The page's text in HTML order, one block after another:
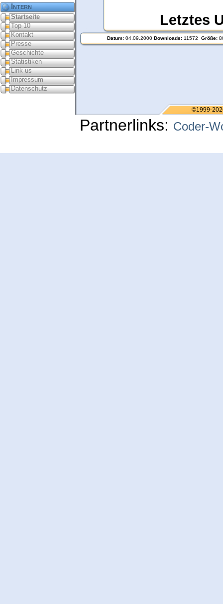
Intern
Startseite
Top 10
Kontakt
Presse
Geschichte
Statistiken
Link us
Impressum
Datenschutz
Letztes
Datum: 04.09.2000 Downloads: 11572 Größe:
©1999-
Partnerlinks: Coder-